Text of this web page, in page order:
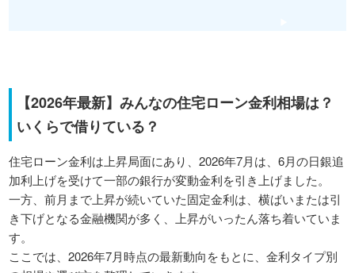
【2026年最新】みんなの住宅ローン金利相場は？
いくらで借りている？
住宅ローン金利は上昇局面にあり、2026年7月は、6月の日銀追
加利上げを受けて一部の銀行が変動金利を引き上げました。
一方、前月まで上昇が続いていた固定金利は、横ばいまたは引
き下げとなる金融機関が多く、上昇がいったん落ち着いていま
す。
ここでは、2026年7月時点の最新動向をもとに、金利タイプ別